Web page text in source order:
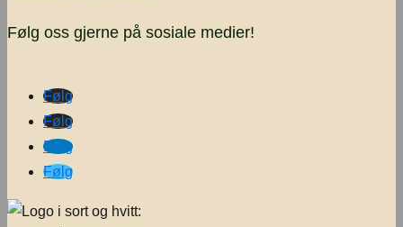
Følg oss gjerne på sosiale medier!
Følg
Følg
Følg
Følg